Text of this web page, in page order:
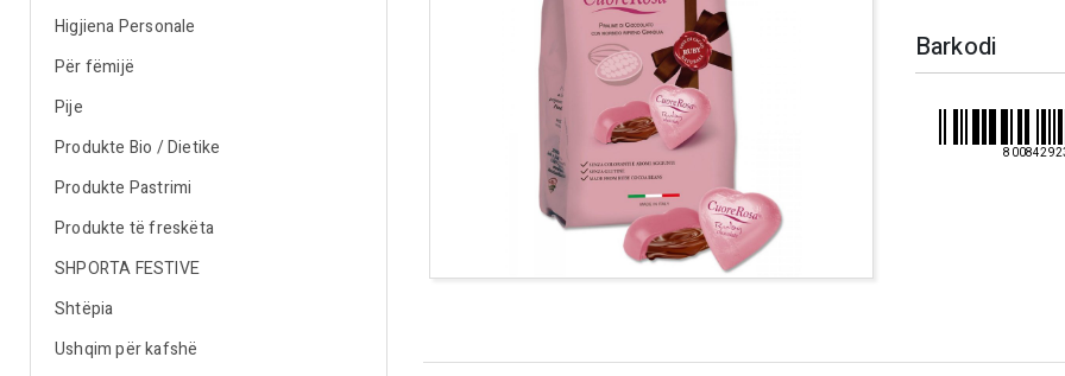
Higjiena Personale
Për fëmijë
Pije
Produkte Bio / Dietike
Produkte Pastrimi
Produkte të freskëta
SHPORTA FESTIVE
Shtëpia
Ushqim për kafshë
Barkodi